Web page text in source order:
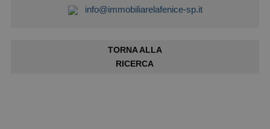
info@immobiliarelafenice-sp.it
TORNA ALLA
RICERCA